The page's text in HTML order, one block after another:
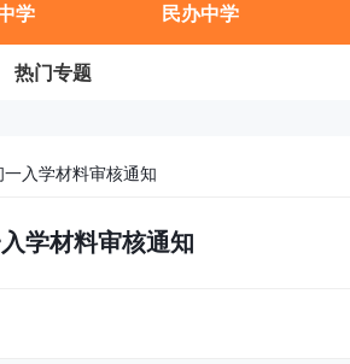
学 民办中学
热门专题
入学材料审核通知
学材料审核通知